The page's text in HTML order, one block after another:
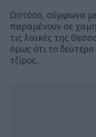
Ωστόσο, σύμφωνα
παραμένουν σε
τις λαϊκές της
όμως ότι το
τζίρος.